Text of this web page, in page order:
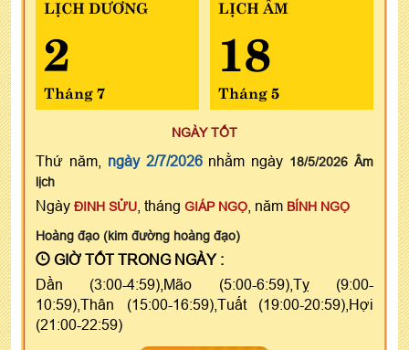
LỊCH DƯƠNG
2
Tháng 7
LỊCH ÂM
18
Tháng 5
NGÀY TỐT
Thứ năm, ngày 2/7/2026nhằm ngày 18/5/2026 Âm
lịch
Ngày ĐINH SỬU , tháng GIÁP NGỌ , năm BÍNH NGỌ
Hoàng đạo (kim đường hoàng đạo)
GIỜ TỐT TRONG NGÀY :
Dần (3:00-4:59),Mão (5:00-6:59),Tỵ (9:00-
10:59),Thân (15:00-16:59),Tuất (19:00-20:59),Hợi
(21:00-22:59)